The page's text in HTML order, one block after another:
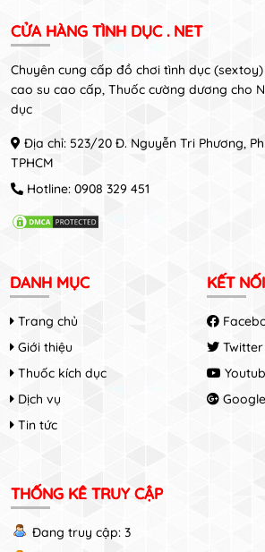
CỬA HÀNG TÌNH DỤC . NET
Chuyên cung cấp đồ chơi tình dục
cao su cao cấp, Thuốc cường dương cho
dục
Địa chỉ: 523/20 Đ. Nguyễn Tri Phương,
TPHCM
Hotline: 0908 329 451
DANH MỤC
Trang chủ
Giới thiệu
Thuốc kích dục
Dịch vụ
Tin tức
KẾT NỐI
Twitter
THỐNG KÊ TRUY CẬP
Đang truy cập: 3